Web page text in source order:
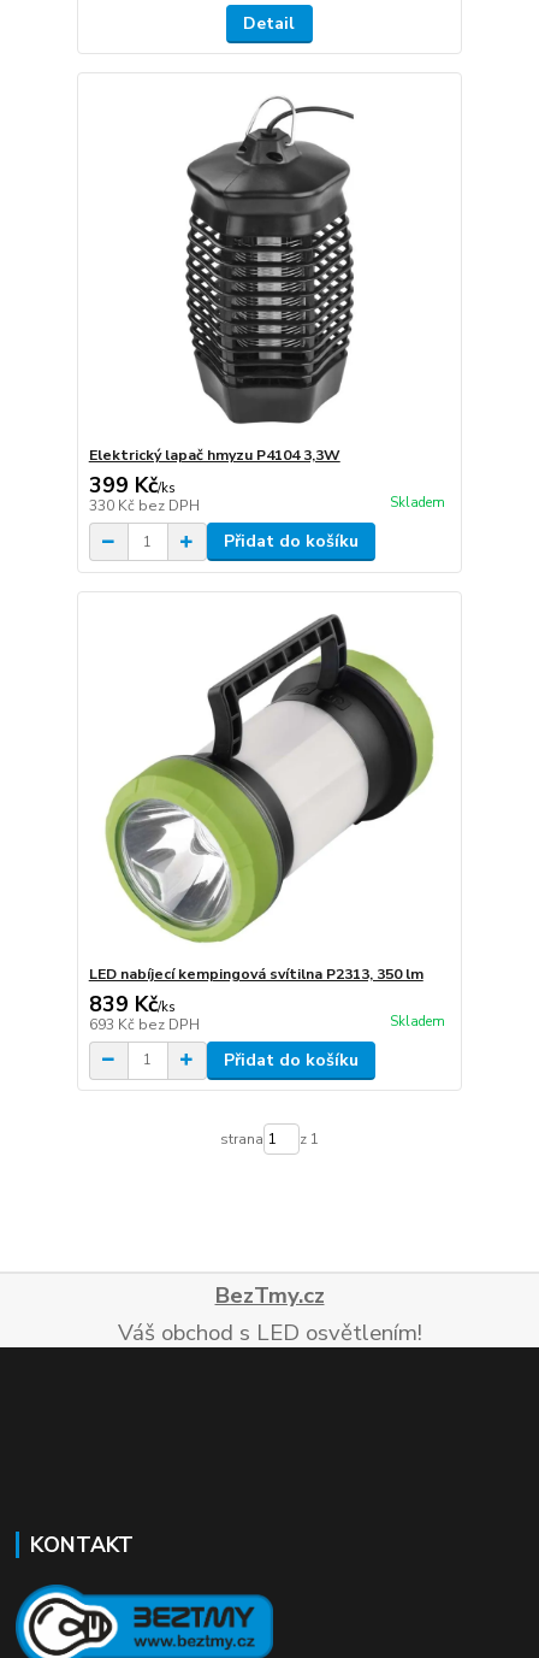
Detail
Elektrický lapač hmyzu P4104 3,3W
399 Kč/ks
330 Kč bez DPH Skladem
Přidat do košíku
LED nabíjecí kempingová svítilna P2313, 350 lm
839 Kč/ks
693 Kč bez DPH Skladem
Přidat do košíku
strana z 1
BezTmy.cz
Váš obchod s LED osvětlením!
KONTAKT